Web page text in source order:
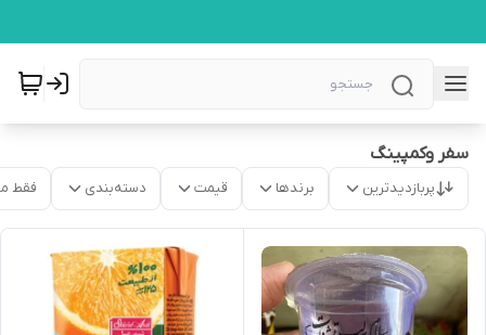
سفر وکمپینگ
پربازدیدترین برندها قیمت دسته‌بندی فقط